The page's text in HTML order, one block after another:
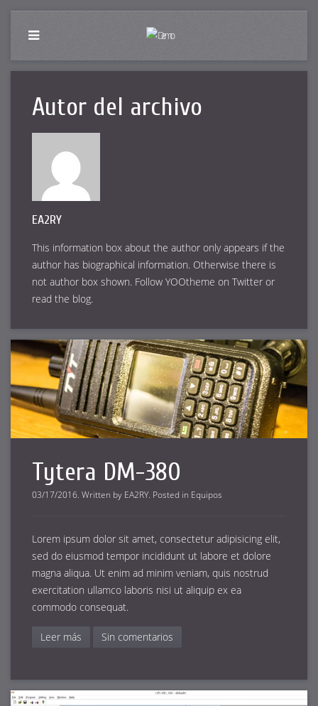
Autor del archivo
EA2RY
This information box about the author only appears if the
author has biographical information. Otherwise there is
not author box shown. Follow YOOtheme on Twitter or
read the blog.
Tytera DM-380
03/17/2016. Written by EA2RY. Posted in Equipos
Lorem ipsum dolor sit amet, consectetur adipisicing elit,
sed do eiusmod tempor incididunt ut labore et dolore
magna aliqua. Ut enim ad minim veniam, quis nostrud
exercitation ullamco laboris nisi ut aliquip ex ea
commodo consequat.
Leer más Sin comentarios